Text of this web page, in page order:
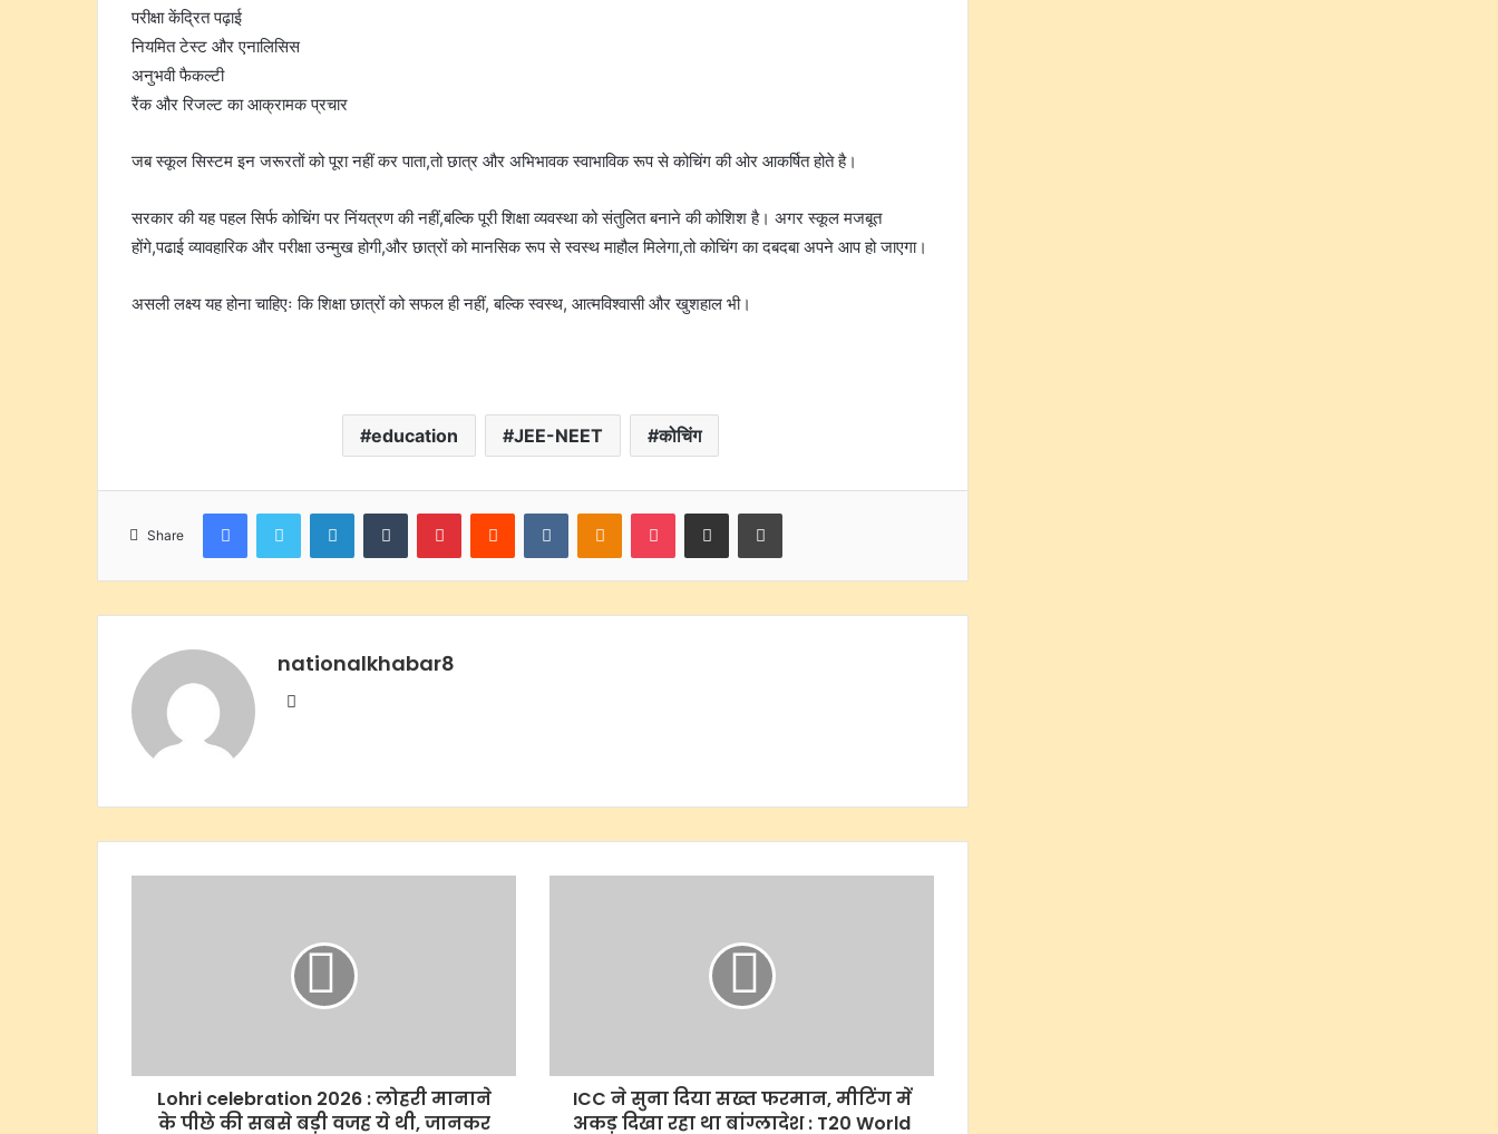
परीक्षा केंद्रित पढ़ाई
नियमित टेस्ट और एनालिसिस
अनुभवी फैकल्टी
रैंक और रिजल्ट का आक्रामक प्रचार
जब स्कूल सिस्टम इन जरूरतों को पूरा नहीं कर पाता,तो छात्र और अभिभावक स्वाभाविक रूप से कोचिंग की ओर आकर्षित होते है।
सरकार की यह पहल सिर्फ कोचिंग पर निंयत्रण की नहीं,बल्कि पूरी शिक्षा व्यवस्था को संतुलित बनाने की कोशिश है। अगर स्कूल मजबूत
होंगे,पढाई व्यावहारिक और परीक्षा उन्मुख होगी,और छात्रों को मानसिक रूप से स्वस्थ माहौल मिलेगा,तो कोचिंग का दबदबा अपने आप हो जाएगा।
असली लक्ष्य यह होना चाहिएः कि शिक्षा छात्रों को सफल ही नहीं, बल्कि स्वस्थ, आत्मविश्वासी और खुशहाल भी।
education JEE-NEET कोचिंग
Share
FacebookTwitter LinkedInTumblr PinterestReddit VKontakteOdnoklassniki
Pocket Share via Email Print
nationalkhabar8
Website
Lohri celebration 2026 : लोहरी मानाने
के पीछे की सबसे बड़ी वजह ये थी, जानकर
ICC ने सुना दिया सख्त फरमान, मीटिंग में
अकड़ दिखा रहा था बांग्लादेश : T20 World